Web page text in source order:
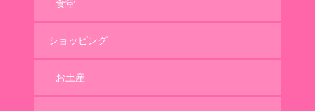
食堂
ショッピング
お土産